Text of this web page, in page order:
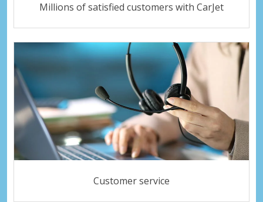
Millions of satisfied customers with CarJet
Customer service